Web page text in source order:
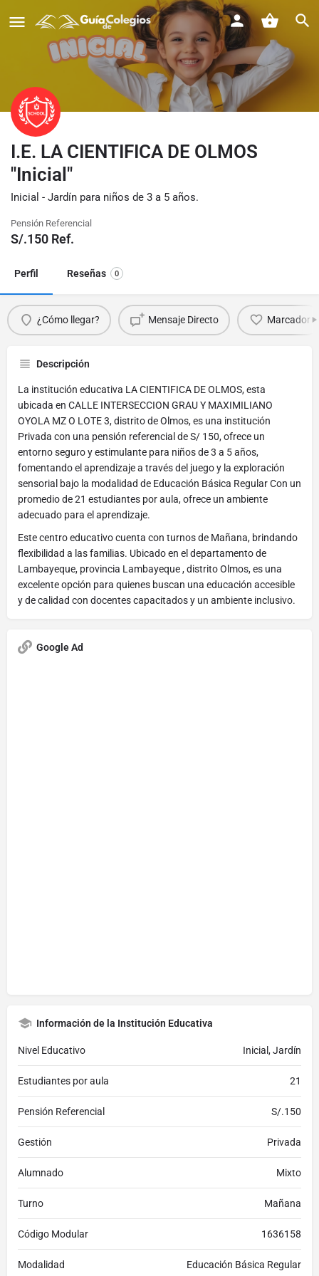
I.E. LA CIENTIFICA DE OLMOS
"Inicial"
Inicial - Jardín para niños de 3 a 5 años.
Pensión Referencial
S/.150 Ref.
Perfil Reseñas 0
¿Cómo llegar? Mensaje Directo Marcador
Descripción
La institución educativa LA CIENTIFICA DE OLMOS, esta
ubicada en CALLE INTERSECCION GRAU Y MAXIMILIANO
OYOLA MZ O LOTE 3, distrito de Olmos, es una institución
Privada con una pensión referencial de S/ 150, ofrece un
entorno seguro y estimulante para niños de 3 a 5 años,
fomentando el aprendizaje a través del juego y la exploración
sensorial bajo la modalidad de Educación Básica Regular Con un
promedio de 21 estudiantes por aula, ofrece un ambiente
adecuado para el aprendizaje.
Este centro educativo cuenta con turnos de Mañana, brindando
flexibilidad a las familias. Ubicado en el departamento de
Lambayeque, provincia Lambayeque , distrito Olmos, es una
excelente opción para quienes buscan una educación accesible
y de calidad con docentes capacitados y un ambiente inclusivo.
Google Ad
Información de la Institución Educativa
Nivel Educativo Inicial, Jardín
Estudiantes por aula 21
Pensión Referencial S/.150
Gestión Privada
Alumnado Mixto
Turno Mañana
Código Modular 1636158
Modalidad Educación Básica Regular